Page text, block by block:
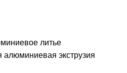
литье
экструзия